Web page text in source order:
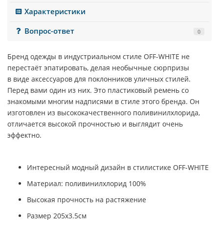
Характеристики
Вопрос-ответ
0
Бренд одежды в индустриальном стиле OFF-WHITE не
перестаёт эпатировать, делая необычные сюрпризы
в виде аксессуаров для поклонников уличных стилей.
Перед вами один из них. Это пластиковый ремень со
знакомыми многим надписями в стиле этого бренда. Он
изготовлен из высококачественного поливинилхлорида,
отличается высокой прочностью и выглядит очень
эффектно.
Интересный модный дизайн в стилистике OFF-WHITE
Материал: поливинилхлорид 100%
Высокая прочность на растяжение
Размер 205х3.5см